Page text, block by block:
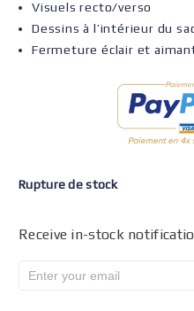
Visuels recto/verso
Dessins à l’intérieur du
Fermeture éclair et
Rupture de stock
Receive in-stock